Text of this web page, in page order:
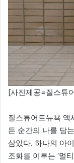
[사진제공=질스튜
질스튜어트뉴욕 액
든 순간의 나를 담
삼았다. 하나의 아
조화를 이루는 ‘멀